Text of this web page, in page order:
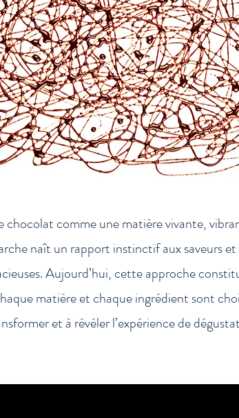
chocolat comme une matière vivante,
naît un rapport instinctif aux saveurs
Aujourd’hui, cette approche
matière et chaque ingrédient sont
et à révéler l’expérience de